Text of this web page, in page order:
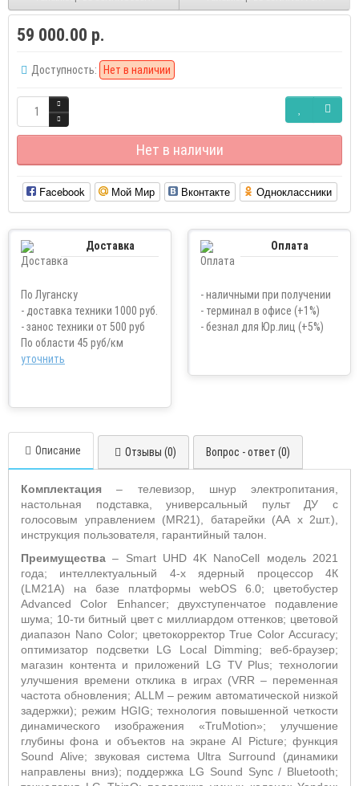
59 000.00 р.
Доступность: Нет в наличии
Нет в наличии
Facebook Мой Мир Вконтакте Одноклассники
Доставка
По Луганску
- доставка техники 1000 руб.
- занос техники от 500 руб
По области 45 руб/км
уточнить
Оплата
- наличными при получении
- терминал в офисе (+1%)
- безнал для Юр.лиц (+5%)
Описание Отзывы (0) Вопрос - ответ (0)
Комплектация– телевизор, шнур электропитания,
настольная подставка, универсальный пульт ДУ с
голосовым управлением (MR21), батарейки (АА х 2шт.),
инструкция пользователя, гарантийный талон.
Преимущества– Smart UHD 4K NanoCell модель 2021
года; интеллектуальный 4-х ядерный процессор 4К
(LM21A) на базе платформы webOS 6.0; цветобустер
Advanced Color Enhancer; двухступенчатое подавление
шума; 10-ти битный цвет с миллиардом оттенков; цветовой
диапазон Nano Color; цветокорректор True Color Accuracy;
оптимизатор подсветки LG Local Dimming; веб-браузер;
магазин контента и приложений LG TV Plus; технологии
улучшения времени отклика в играх (VRR – переменная
частота обновления; ALLM – режим автоматической низкой
задержки); режим HGIG; технология повышенной четкости
динамического изображения «TruMotion»; улучшение
глубины фона и объектов на экране AI Picture; функция
Sound Alive; звуковая система Ultra Surround (динамики
направлены вниз); поддержка LG Sound Sync / Bluetooth;